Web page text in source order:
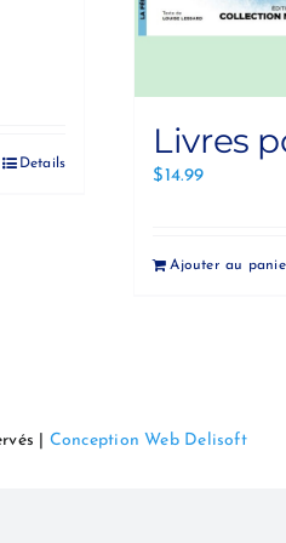
Details
Livres
$14.99
Ajouter au
| Conception Web Delisoft